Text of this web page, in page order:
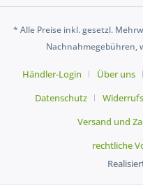
* Alle Preise inkl. gesetzl.
Nachnahmegebühren,
Händler-Login Über uns
Datenschutz
Versand und
rechtliche